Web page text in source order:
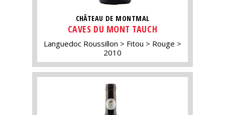
CHÂTEAU DE MONTMAL
CAVES DU MONT TAUCH
Languedoc Roussillon Fitou
Rouge
2010